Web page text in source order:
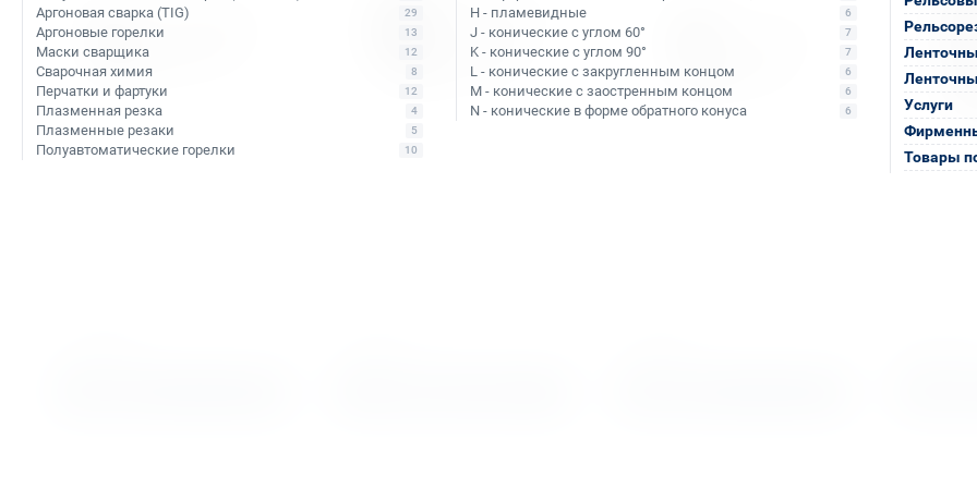
Аргоновая сварка (TIG) 29
Аргоновые горелки 13
Маски сварщика 12
Сварочная химия 8
Перчатки и фартуки 12
Плазменная резка 4
Плазменные резаки 5
Полуавтоматические горелки 10
H - пламевидные 6
J - конические с углом 60° 7
K - конические с углом 90° 7
L - конические с закругленным концом 6
M - конические с заостренным концом 6
N - конические в форме обратного конуса 6 Услуги
Товары